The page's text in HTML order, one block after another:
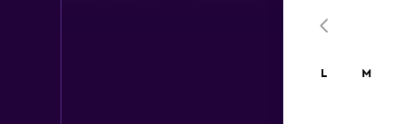
L M